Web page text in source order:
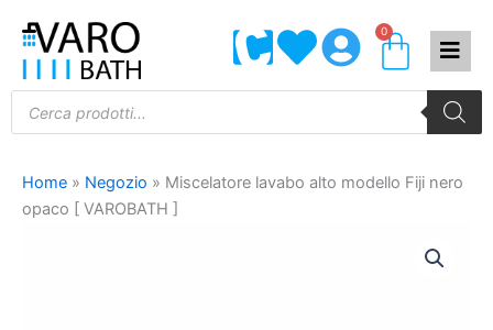
contenuto
0
Products
search
Home » Negozio » Miscelatore lavabo alto modello Fiji nero
opaco [ VAROBATH ]